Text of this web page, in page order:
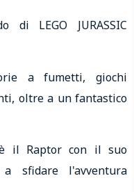
di LEGO JURASSIC
a fumetti, giochi
oltre a un fantastico
il Raptor con il suo
a sfidare l'avventura